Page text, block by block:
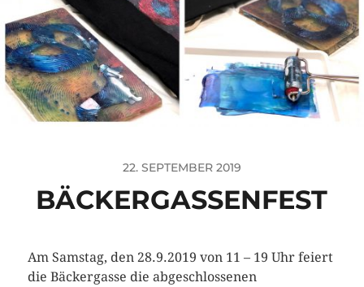
22. SEPTEMBER 2019
BÄCKERGASSENFEST
Am Samstag, den 28.9.2019 von 11 – 19 Uhr feiert
die Bäckergasse die abgeschlossenen